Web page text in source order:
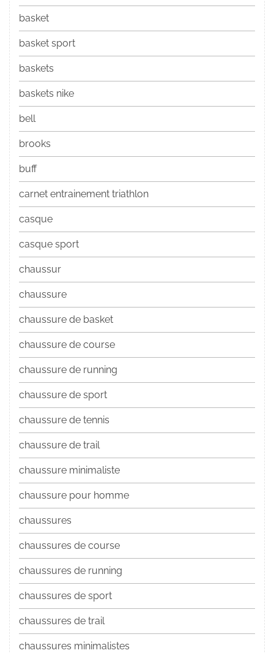
basket
basket sport
baskets
baskets nike
bell
brooks
buff
carnet entrainement triathlon
casque
casque sport
chaussur
chaussure
chaussure de basket
chaussure de course
chaussure de running
chaussure de sport
chaussure de tennis
chaussure de trail
chaussure minimaliste
chaussure pour homme
chaussures
chaussures de course
chaussures de running
chaussures de sport
chaussures de trail
chaussures minimalistes